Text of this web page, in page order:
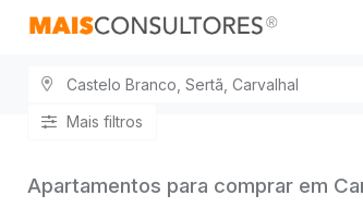
Mais filtros
Apartamentos para comprar em